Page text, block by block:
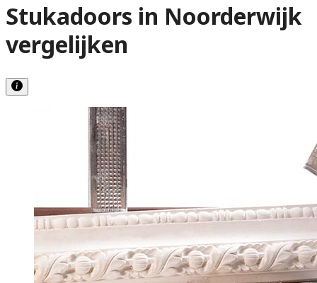
Stukadoors in Noorderwijk
vergelijken